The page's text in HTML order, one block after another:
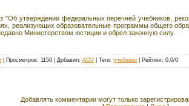
"Об утверждении федеральных перечней учебников,
реализующих образовательные программы общего
Министерством юстиции и обрел законную силу.
Просмотров: 1150 | Добавил: AOV Теги: учебники Рейтинг: 0.0/0
Добавлять комментарии могут только